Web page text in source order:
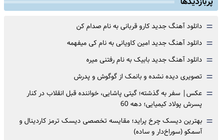
= دانلود آهنگ جدید کارو قربانی به نام صدام کن
= دانلود آهنگ جدید امین کاویانی به نام کی میفهمه
= دانلود آهنگ جدید بابیک به نام رفتنی میره
= تصویری دیده نشده و بانمک از گوگوش و پدرش
= عکس| سفر به گذشته؛ گیتی پاشایی، خواننده قبل انقلاب در کنار
پسرش پولاد کیمیایی؛ دهه 60
= بهترین دیسک چرخ پراید؛ مقایسه تخصصی دیسک ترمز کاردینال و
آسمکو (سوراخ‌دار و ساده)